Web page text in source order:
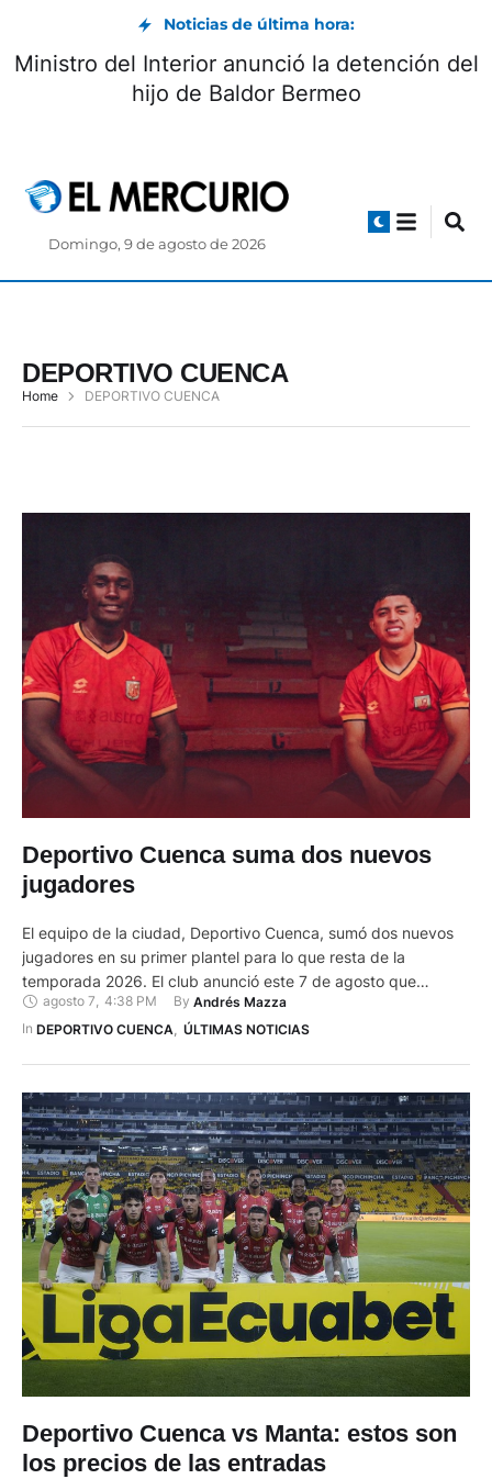
Noticias de última hora:
Ministro del Interior anunció la detención
hijo de Baldor Bermeo
Domingo, 9 de agosto de 2026
DEPORTIVO CUENCA
Home DEPORTIVO CUENCA
Deportivo Cuenca suma dos nuevos
jugadores
El equipo de la ciudad, Deportivo Cuenca, sumó dos nuevos
jugadores en su primer plantel para lo que resta de la
temporada 2026. El club anunció este 7 de agosto que
Cristian Benalcázar Folleco, delantero de 25 años, y Marcel
Jiménez, volante de 20 años, jugarán en la escuadra roja.
agosto 7, 4:38 PM By Andrés Mazza
In DEPORTIVO CUENCA ÚLTIMAS NOTICIAS
Deportivo Cuenca vs Manta: estos son
los precios de las entradas